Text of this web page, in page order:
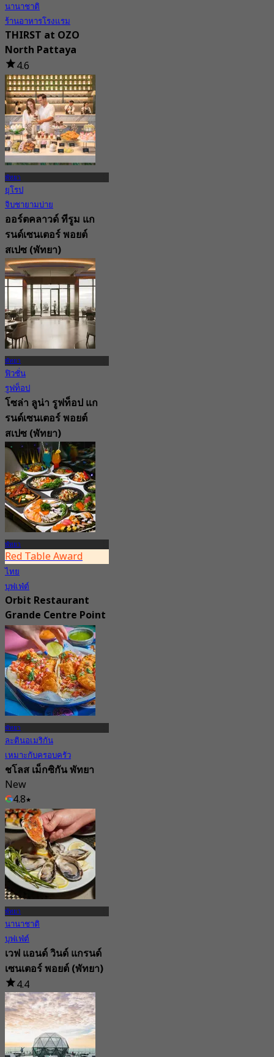
นานาชาติ
ร้านอาหารโรงแรม
THIRST at OZO
North Pattaya
4.6
110 การจอง
จาก฿ 569
พัทยา
ยุโรป
จิบชายามบ่าย
ออร์ตคลาวด์ ทีรูม แก
รนด์เซนเตอร์ พอยต์
สเปซ (พัทยา)
5.0
235 การจอง
จาก฿ 499.5
พัทยา
ฟิวชั่น
รูฟท็อป
โซล่า ลูน่า รูฟท็อป แก
รนด์เซนเตอร์ พอยต์
สเปซ (พัทยา)
4.6
415 การจอง
จาก฿ 645
พัทยา
Red Table Award
ไทย
บุฟเฟ่ต์
Orbit Restaurant
Grande Centre Point
Space (Pattaya)
4.8
21.8K การจอง
จาก฿ 1,290
พัทยา
ละตินอเมริกัน
เหมาะกับครอบครัว
ชโลส เม็กซิกัน พัทยา
New
4.8
จาก฿ 462.5
พัทยา
นานาชาติ
บุฟเฟ่ต์
เวฟ แอนด์ วินด์ แกรนด์
เซนเตอร์ พอยต์ (พัทยา)
4.4
1.3K การจอง
จาก฿ 700